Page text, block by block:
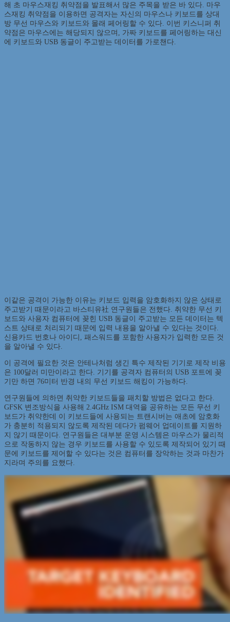
해 초 마우스재킹 취약점을 발표해서 많은 주목을 받은 바 있다. 마우
스재킹 취약점을 이용하면 공격자는 자신의 마우스나 키보드를 상대
방 무선 마우스와 키보드와 몰래 페어링할 수 있다. 이번 키스니퍼 취
약점은 마우스에는 해당되지 않으며, 가짜 키보드를 페어링하는 대신
에 키보드와 USB 동글이 주고받는 데이터를 가로챈다.
이같은 공격이 가능한 이유는 키보드 입력을 암호화하지 않은 상태로
주고받기 때문이라고 바스티유社 연구원들은 전했다. 취약한 무선 키
보드와 사용자 컴퓨터에 꽂힌 USB 동글이 주고받는 모든 데이터는 텍
스트 상태로 처리되기 때문에 입력 내용을 알아낼 수 있다는 것이다.
신용카드 번호나 아이디, 패스워드를 포함한 사용자가 입력한 모든 것
을 알아낼 수 있다.
이 공격에 필요한 것은 안테나처럼 생긴 특수 제작된 기기로 제작 비용
은 100달러 미만이라고 한다. 기기를 공격자 컴퓨터의 USB 포트에 꽂
기만 하면 76미터 반경 내의 무선 키보드 해킹이 가능하다.
연구원들에 의하면 취약한 키보드들을 패치할 방법은 없다고 한다.
GFSK 변조방식을 사용해 2.4GHz ISM 대역을 공유하는 모든 무선 키
보드가 취약한데 이 키보드들에 사용되는 트랜시버는 애초에 암호화
가 충분히 적용되지 않도록 제작된 데다가 펌웨어 업데이트를 지원하
지 않기 때문이다. 연구원들은 대부분 운영 시스템은 마우스가 물리적
으로 작동하지 않는 경우 키보드를 사용할 수 있도록 제작되어 있기 때
문에 키보드를 제어할 수 있다는 것은 컴퓨터를 장악하는 것과 마찬가
지라며 주의를 요했다.